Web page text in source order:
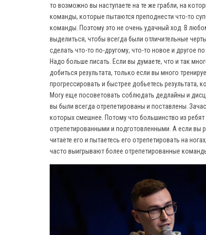
то возможно вы наступаете на те же грабли, на
команды, которые пытаются преподнести что-то
команды. Поэтому это не очень удачный ход. В
выделиться, чтобы всегда были отличительные
сделать что-то по-другому, что-то новое и другое
Надо больше писать. Если вы думаете, что и так
добиться результата, только если вы много
прогрессировать и быстрее добьетесь результата,
Могу еще посоветовать соблюдать дедлайны и
вы были всегда отрепетированы и поставлены.
которых смешнее. Потому что большинство из
отрепетированными и подготовленными. А если вы
читаете его и пытаетесь его отрепетировать на
часто выигрывают более отрепетированные